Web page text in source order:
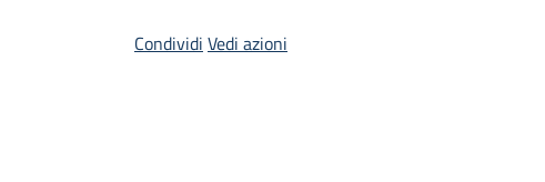
Condividi Vedi azioni